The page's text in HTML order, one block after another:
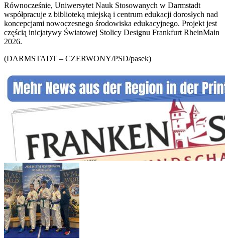
Równocześnie, Uniwersytet Nauk Stosowanych w Darmstadt
współpracuje z biblioteką miejską i centrum edukacji dorosłych nad
koncepcjami nowoczesnego środowiska edukacyjnego. Projekt jest
częścią inicjatywy Światowej Stolicy Designu Frankfurt RheinMain
2026.
(DARMSTADT – CZERWONY/PSD/pasek)